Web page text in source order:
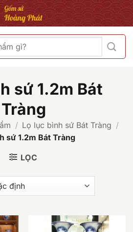
sứ 1.2m Bát
Tràng
/ Lọ lục bình sứ Bát Tràng /
sứ 1.2m Bát Tràng
LỌC